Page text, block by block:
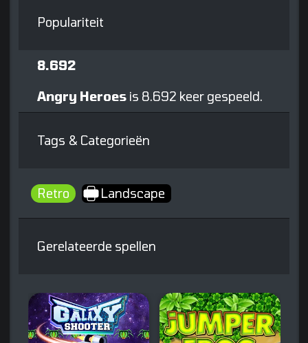
Populariteit
8.692
Angry Heroes is 8.692 keer gespeeld.
Tags & Categorieën
Retro Landscape
Gerelateerde spellen